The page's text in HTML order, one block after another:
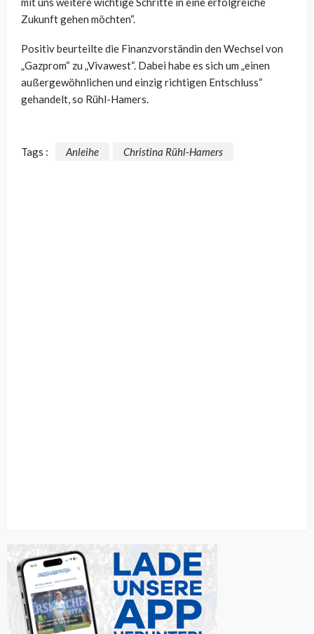
Zukunft gehen möchten“.
Positiv beurteilte die Finanzvorständin den Wechsel von
„Gazprom“ zu „Vivawest“. Dabei habe es sich um „einen
außergewöhnlichen und einzig richtigen Entschluss“
gehandelt, so Rühl-Hamers.
Tags : Anleihe Christina Rühl-Hamers